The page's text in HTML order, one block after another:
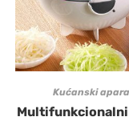
Kućanski